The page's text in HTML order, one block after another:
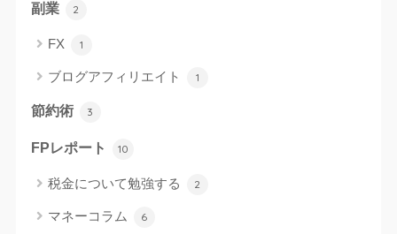
副業 2
FX 1
ブログアフィリエイト 1
節約術 3
FPレポート 10
税金について勉強する 2
マネーコラム 6